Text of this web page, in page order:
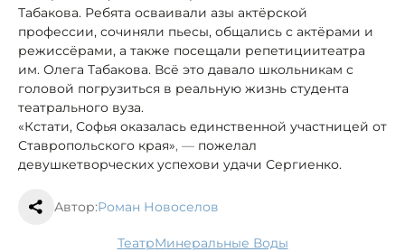
Табакова. Ребята осваивали азы актёрской
профессии, сочиняли пьесы, общались с актёрами и
режиссёрами, а также посещали репетициитеатра
им. Олега Табакова. Всё это давало школьникам с
головой погрузиться в реальную жизнь студента
театрального вуза.
«Кстати, Софья оказалась единственной участницей от
Ставропольского края», — пожелал
девушкетворческих успехови удачи Сергиенко.
Автор:Роман Новоселов
театр Минеральные Воды